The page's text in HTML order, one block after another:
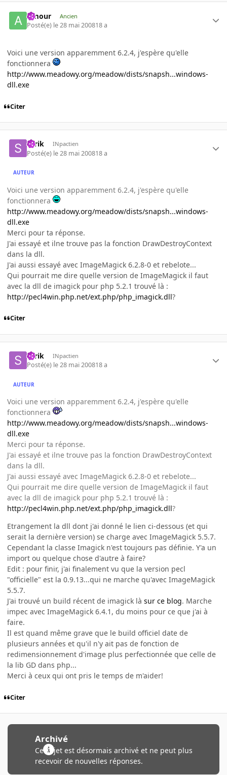
Amour Ancien
Posté(e) le 28 mai 200818 a
Voici une version apparemment 6.2.4, j'espère qu'elle
fonctionnera
http://www.meadowy.org/meadow/dists/snapsh...windows-
dll.exe
Citer
serik INpactien
Posté(e) le 28 mai 200818 a
AUTEUR
Voici une version apparemment 6.2.4, j'espère qu'elle
fonctionnera
http://www.meadowy.org/meadow/dists/snapsh...windows-
dll.exe
Merci pour ta réponse.
J'ai essayé et ilne trouve pas la fonction DrawDestroyContext
dans la dll.
J'ai aussi essayé avec ImageMagick 6.2.8-0 et rebelote...
Qui pourrait me dire quelle version de ImageMagick il faut
avec la dll de imagick pour php 5.2.1 trouvé là :
http://pecl4win.php.net/ext.php/php_imagick.dll?
Citer
serik INpactien
Posté(e) le 28 mai 200818 a
AUTEUR
Voici une version apparemment 6.2.4, j'espère qu'elle
fonctionnera
http://www.meadowy.org/meadow/dists/snapsh...windows-
dll.exe
Merci pour ta réponse.
J'ai essayé et ilne trouve pas la fonction DrawDestroyContext
dans la dll.
J'ai aussi essayé avec ImageMagick 6.2.8-0 et rebelote...
Qui pourrait me dire quelle version de ImageMagick il faut
avec la dll de imagick pour php 5.2.1 trouvé là :
http://pecl4win.php.net/ext.php/php_imagick.dll?
Etrangement la dll dont j'ai donné le lien ci-dessous (et qui
serait la dernière version) se charge avec ImageMagick 5.5.7.
Cependant la classe Imagick n'est toujours pas définie. Y'a un
import ou quelque chose d'autre à faire?
Edit : pour finir, j'ai finalement vu que la version pecl
"officielle" est la 0.9.13...qui ne marche qu'avec ImageMagick
5.5.7.
J'ai trouvé un build récent de imagick là sur ce blog. Marche
impec avec ImageMagick 6.4.1, du moins pour ce que j'ai à
faire.
Il est quand même grave que le build officiel date de
plusieurs années et qu'il n'y ait pas de fonction de
redimensionnement d'image plus perfectionnée que celle de
la lib GD dans php...
Merci à ceux qui ont pris le temps de m'aider!
Citer
Archivé
Ce sujet est désormais archivé et ne peut plus
recevoir de nouvelles réponses.